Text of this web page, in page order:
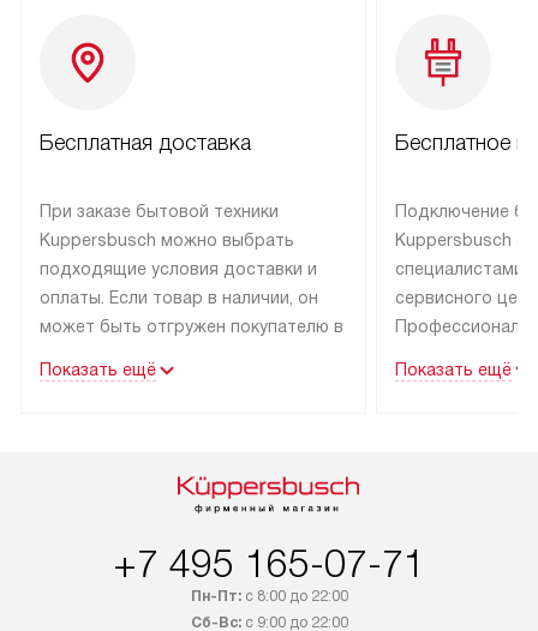
Бесплатная доставка
При заказе бытовой техники
Kuppersbusch можно выбрать
подходящие условия доставки и
оплаты. Если товар в наличии, он
может быть отгружен покупателю в
специальным лейблом
дополнительно. Возможна
Показать ещё
Бесплатное
Подключение
Kuppersbusch
специалистами
сервисного
эксплуатации
Показать ещё
+7 495 165-07-71
Пн-Пт:с 8:00 до 22:00
Сб-Вс:с 9:00 до 22:00